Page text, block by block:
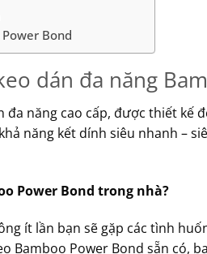
Bond
dán đa năng
đa năng cao cấp, được thiết
năng kết dính siêu nhanh –
Power Bond trong nhà?
ít lần bạn sẽ gặp các tình
Bamboo Power Bond sẵn có,